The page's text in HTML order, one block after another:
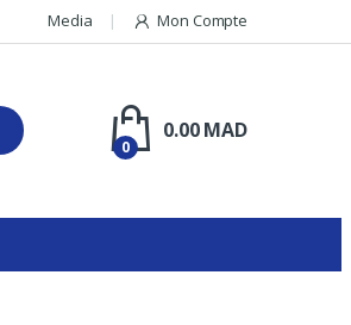
Media Mon Compte
0
0.00MAD